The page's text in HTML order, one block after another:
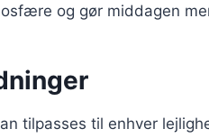
og gør middagen
tilpasses til enhver